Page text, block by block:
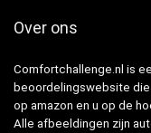
Over ons
Comfortchallenge.nl is
beoordelingswebsite
op amazon en u op de
Alle afbeeldingen zijn